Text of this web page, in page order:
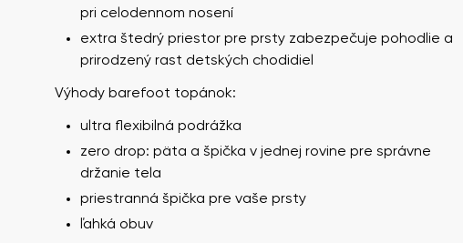
pri celodennom nosení
extra štedrý priestor pre prsty zabezpečuje pohodlie a
prirodzený rast detských chodidiel
Výhody barefoot topánok:
ultra flexibilná podrážka
zero drop: päta a špička v jednej rovine pre správne
držanie tela
priestranná špička pre vaše prsty
ľahká obuv
Vaše meno a priezvisko
Vaše meno
Číslo objednávky